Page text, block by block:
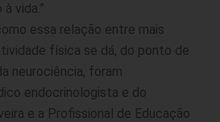
vida.”
essa relação entre mais
física se dá, do ponto de
neurociência, foram
endocrinologista e do
e a Profissional de Educação